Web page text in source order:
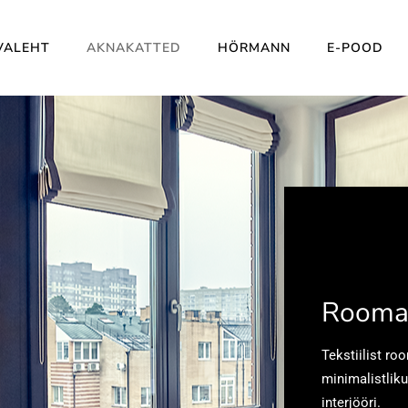
AKNAKATTED HÖRMANN E-POOD
Tekstiilist
interjööri.